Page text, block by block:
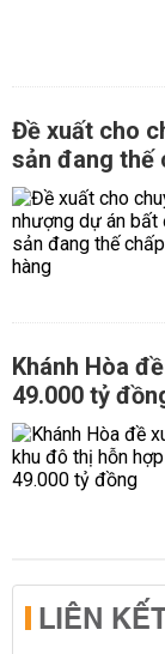
Đề xuất cho
sản đang thế
Khánh Hòa
49.000 tỷ
LIÊN